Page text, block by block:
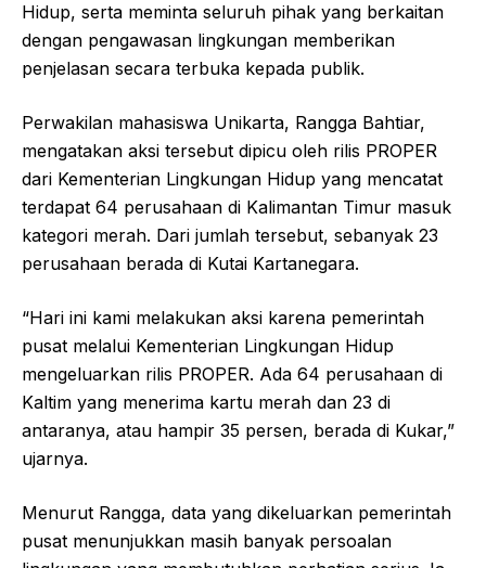
Hidup, serta meminta seluruh pihak yang berkaitan
dengan pengawasan lingkungan memberikan
penjelasan secara terbuka kepada publik.
Perwakilan mahasiswa Unikarta, Rangga Bahtiar,
mengatakan aksi tersebut dipicu oleh rilis PROPER
dari Kementerian Lingkungan Hidup yang mencatat
terdapat 64 perusahaan di Kalimantan Timur masuk
kategori merah. Dari jumlah tersebut, sebanyak 23
perusahaan berada di Kutai Kartanegara.
“Hari ini kami melakukan aksi karena pemerintah
pusat melalui Kementerian Lingkungan Hidup
mengeluarkan rilis PROPER. Ada 64 perusahaan di
Kaltim yang menerima kartu merah dan 23 di
antaranya, atau hampir 35 persen, berada di Kukar,”
ujarnya.
Menurut Rangga, data yang dikeluarkan pemerintah
pusat menunjukkan masih banyak persoalan